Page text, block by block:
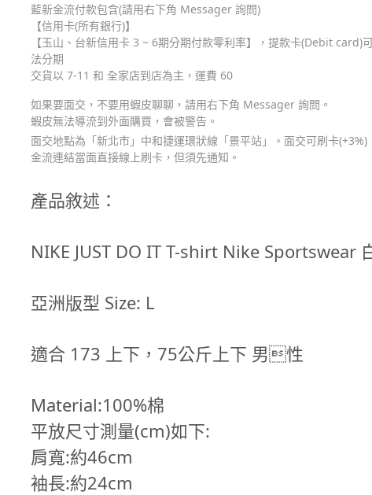
藍新金流付款包含(請用右下角 Messager 詢問)
【信用卡(所有銀行)】
【玉山、台新信用卡 3 ~ 6期分期付款零利率】，提款卡(Debit card)
法分期
交貨以 7-11 和 全家店到店為主，運費 60
如果要面交，不要用蝦皮聊聊，請用右下角 Messager 詢問。
蝦皮無法導流到外面購買，會被警告。
面交地點為「新北市」中和捷運環狀線「景平站」。面交可刷卡(+3%)
金流連結當面直接線上刷卡，但須先通知。
產品敘述：
NIKE JUST DO IT T-shirt Nike Sportswear
亞洲版型 Size: L
適合 173 上下，75公斤上下 男性
Material:100%棉
平放尺寸測量(cm)如下:
肩寬:約46cm
袖長:約24cm